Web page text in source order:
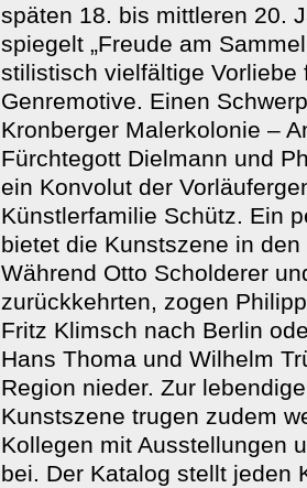
späten 18. bis mittleren 20.
spiegelt „Freude am
stilistisch vielfältige Vorliebe
Genremotive. Einen
Kronberger Malerkolonie –
Fürchtegott Dielmann und
ein Konvolut der
Künstlerfamilie Schütz. Ein
bietet die Kunstszene in
Während Otto Scholderer
zurückkehrten, zogen
Fritz Klimsch nach Berlin
Hans Thoma und Wilhelm
Region nieder. Zur
Kunstszene trugen zudem
Kollegen mit Ausstellungen
bei. Der Katalog stellt jeden